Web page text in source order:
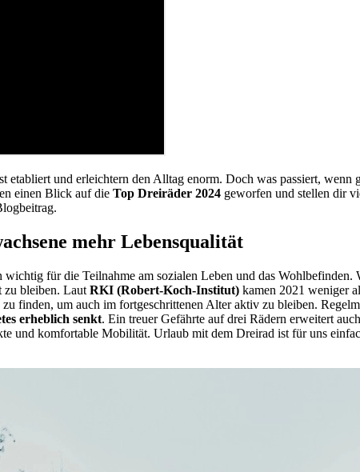
etabliert und erleichtern den Alltag enorm. Doch was passiert, wenn
einen Blick auf die Top Dreiräder 2024 geworfen und stellen dir
mehr Lebensqualität
für die Teilnahme am sozialen Leben und das
zu bleiben. Laut RKI (Robert-Koch-Institut) kamen 2021 weniger
finden, um auch im fortgeschrittenen Alter aktiv zu bleiben.
erheblich senkt. Ein treuer Gefährte auf drei Rädern erweitert
und komfortable Mobilität. Urlaub mit dem Dreirad ist für uns